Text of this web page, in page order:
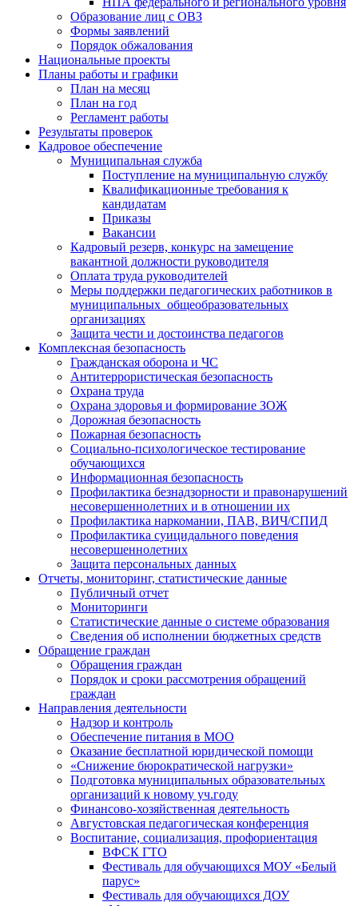
Образование лиц с ОВЗ
Формы заявлений
Порядок обжалования
Национальные проекты
Планы работы и графики
План на месяц
План на год
Регламент работы
Результаты проверок
Кадровое обеспечение
Муниципальная служба
Поступление на муниципальную службу
Квалификационные требования к
кандидатам
Приказы
Вакансии
Кадровый резерв, конкурс на замещение
вакантной должности руководителя
Оплата труда руководителей
Меры поддержки педагогических работников в
муниципальных общеобразовательных
организациях
Защита чести и достоинства педагогов
Комплексная безопасность
Гражданская оборона и ЧС
Антитеррористическая безопасность
Охрана труда
Охрана здоровья и формирование ЗОЖ
Дорожная безопасность
Пожарная безопасность
Социально-психологическое тестирование
обучающихся
Информационная безопасность
Профилактика безнадзорности и правонарушений
несовершеннолетних и в отношении их
Профилактика наркомании, ПАВ, ВИЧ/СПИД
Профилактика суицидального поведения
несовершеннолетних
Защита персональных данных
Отчеты, мониторинг, статистические данные
Публичный отчет
Мониторинги
Статистические данные о системе образования
Сведения об исполнении бюджетных средств
Обращение граждан
Обращения граждан
Порядок и сроки рассмотрения обращений
граждан
Направления деятельности
Надзор и контроль
Обеспечение питания в МОО
Оказание бесплатной юридической помощи
«Снижение бюрократической нагрузки»
Подготовка муниципальных образовательных
организаций к новому уч.году
Финансово-хозяйственная деятельность
Августовская педагогическая конференция
Воспитание, социализация, профориентация
ВФСК ГТО
Фестиваль для обучающихся МОУ «Белый
парус»
Фестиваль для обучающихся ДОУ